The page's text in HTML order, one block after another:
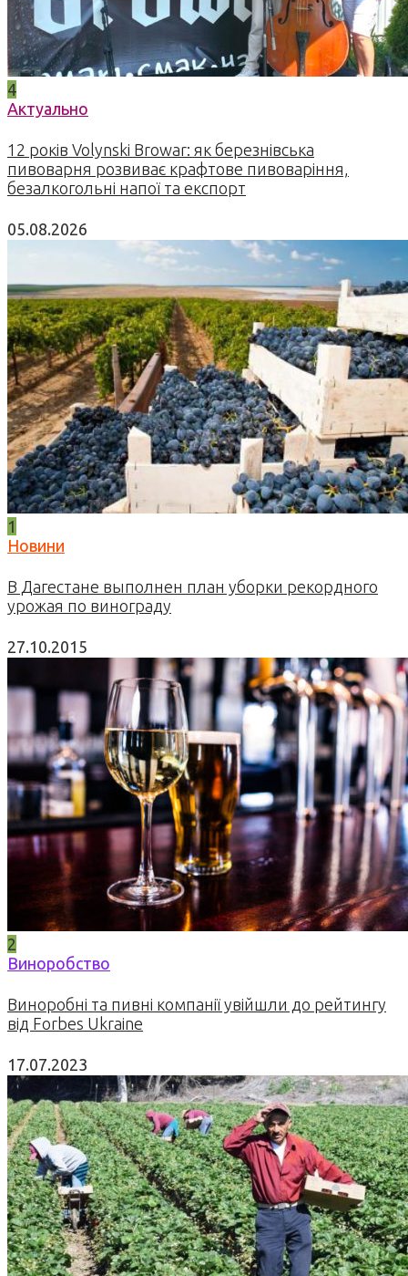
4
Актуально
12 років Volynski Browar: як березнівська
пивоварня розвиває крафтове пивоваріння,
безалкогольні напої та експорт
05.08.2026
1
Новини
В Дагестане выполнен план уборки рекордного
урожая по винограду
27.10.2015
2
Виноробство
Виноробні та пивні компанії увійшли до рейтингу
від Forbes Ukraine
17.07.2023